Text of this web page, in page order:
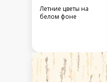
Летние цветы на
белом фоне